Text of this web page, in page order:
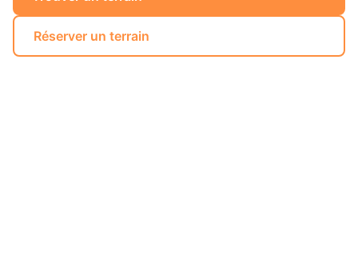
Réserver un terrain